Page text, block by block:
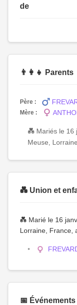
de
👨‍👩‍👧 Parents
Père :
Mère :
💑 Mariés le 16
Meuse,
💑 Union et
💑 Marié le 16
Lorraine, France,
📅 Événements